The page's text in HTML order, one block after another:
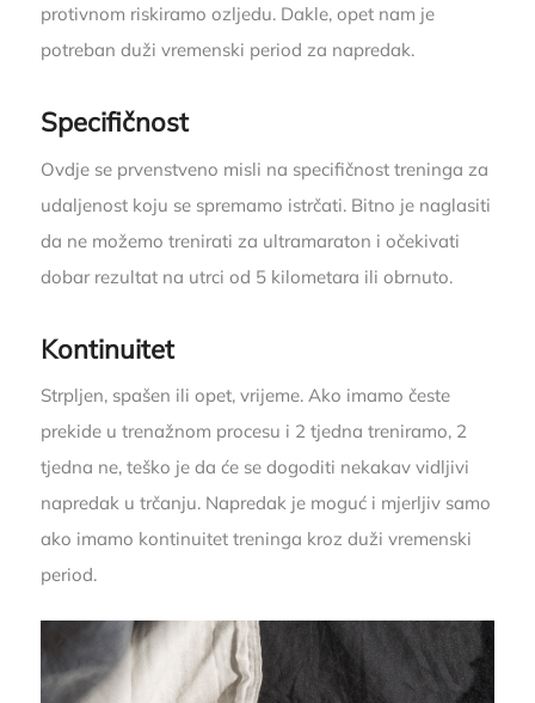
protivnom riskiramo ozljedu. Dakle, opet nam je
potreban duži vremenski period za napredak.
Specifičnost
Ovdje se prvenstveno misli na specifičnost treninga za
udaljenost koju se spremamo istrčati. Bitno je naglasiti
da ne možemo trenirati za ultramaraton i očekivati
dobar rezultat na utrci od 5 kilometara ili obrnuto.
Kontinuitet
Strpljen, spašen ili opet, vrijeme. Ako imamo česte
prekide u trenažnom procesu i 2 tjedna treniramo, 2
tjedna ne, teško je da će se dogoditi nekakav vidljivi
napredak u trčanju. Napredak je moguć i mjerljiv samo
ako imamo kontinuitet treninga kroz duži vremenski
period.